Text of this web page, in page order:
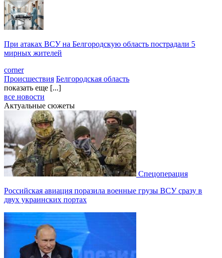
При атаках ВСУ на Белгородскую область пострадали 5
мирных жителей
corner
Происшествия Белгородская область
показать еще [...]
все новости
Актуальные сюжеты
Спецоперация
Российская авиация поразила военные грузы ВСУ сразу в
двух украинских портах